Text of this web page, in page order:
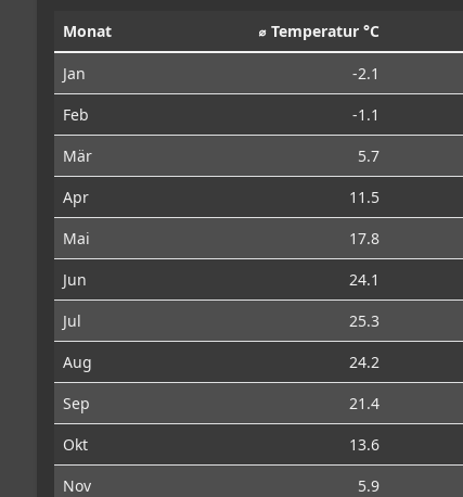
Monat ⌀ Temperatur °C
Jan -2.1
Feb
-1.1
Mär
5.7
Apr
11.5
Mai
17.8
Jun
24.1
Jul
25.3
Aug
24.2
Sep
21.4
Okt
13.6
Nov
5.9